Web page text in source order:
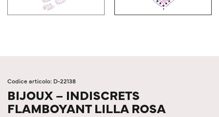
Codice articolo: D-22138
BIJOUX – INDISCRETS
FLAMBOYANT LILLA ROSA